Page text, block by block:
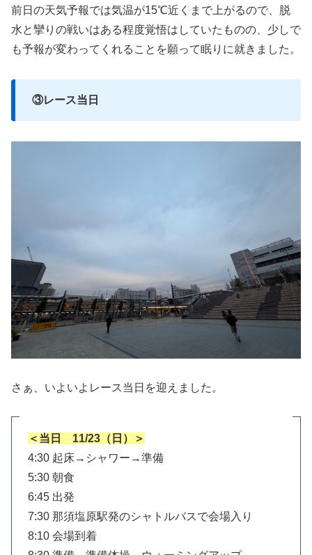
前日の天気予報では気温が15℃近くまで上がるので、脱
水と攣りの戦いはある程度覚悟はしていたものの、少しで
も予報が変わってくれることを願って眠りに就きました。
③レース当日
さぁ、いよいよレース当日を迎えました。
＜当日 11/23（日）＞
4:30 起床→シャワー→準備
5:30 朝食
6:45 出発
7:30 那須塩原駅発のシャトルバスで会場入り
8:10 会場到着